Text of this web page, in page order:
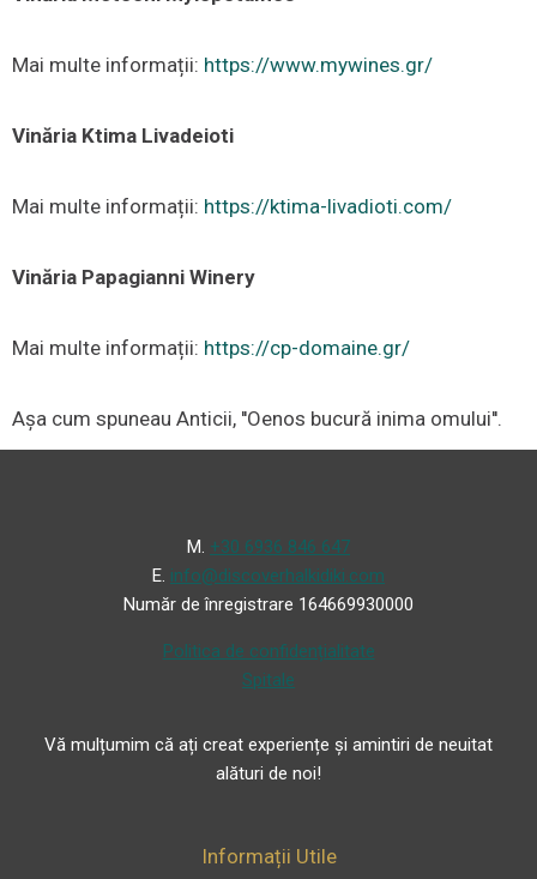
Mai multe informații: https://www.mywines.gr/
Vinăria Ktima Livadeioti
Mai multe informații: https://ktima-livadioti.com/
Vinăria Papagianni Winery
Mai multe informații: https://cp-domaine.gr/
Așa cum spuneau Anticii, ''Oenos bucură inima omului''.
Μ. +30 6936 846 647
Ε. info@discoverhalkidiki.com
Număr de înregistrare 164669930000
Politica de confidențialitate
Spitale
Vă mulțumim că ați creat experiențe și amintiri de neuitat
alături de noi!
Informații Utile